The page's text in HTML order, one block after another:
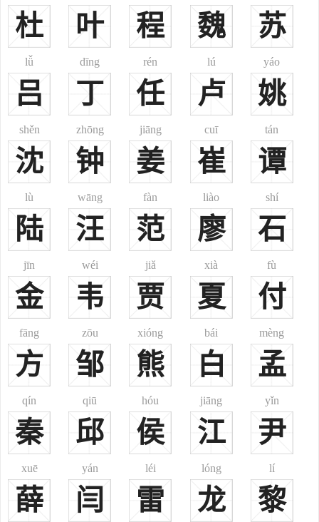
2、又，汉代西南少数民族亦有郑姓，《中文大字典》注引《后
汉书·南蛮传》云：“巴郡、南郡蛮本有五姓：巴氏、樊氏、瞫氏、相
氏、郑氏，皆出於武落钟离山。其山有赤、黑二穴。巴氏之子生於赤
穴，四姓皆生於黑穴。”
3、或为鱼姓所改。《姓氏词典》注云：“唐代鱼注冒姓郑，郑注
4、鲜族之郑姓，历史亦颇悠久。《中国人的姓名·朝鲜族》载：
到新罗第三代王朴儒理尼师今九年春，“改六部之名，乃赐姓。……珍
支部为本彼部，姓郑。”又《清通志·氏族略》亦载，高丽族之郑姓，
世居得州地方。
5、或为满族姓氏所改，满族之郑佳氏后改单姓郑。见《满族姓
氏录》。
6、今裕固族之郑姓，由增斯恩氏所改。增斯恩，或称增柯斯，
本户族名，后或取其首音，谐以音近似之汉姓“郑”而为单姓。见《中
国人的姓名·裕固族》。汉代有郑众、郑玄；宋代有郑樵；明代有郑
和，现代有郑律成，鲜族音乐家。
二、
郑姓分布：分布很广，约占全国汉族人口0.78%，为中国人口最
多50个姓之一。尤以浙江、福建等省多此姓，约占全国汉族郑姓人口
郑姓起源：
1、系自姬姓。周厉王之少子宣王之母弟桓公友之后。桓公初受
南新郑是也，战国时为韩所灭，子孙播于陈、宋，以国为氏。
2、金时女真人石抹氏汉姓为郑。清满洲人姓，世居沈阳。又，
清满洲八旗舒穆禄氏、郑佳氏等后均有改姓郑者。今满族姓。
杜 叶 程 魏 苏
lǚ
吕
dīng
丁
rén
任
lú
卢
yáo
姚
shěn
沈
zhōng
钟
jiāng
姜
cuī
崔
tán
谭
lù
陆
wāng
汪
fàn
范
liào
廖
shí
石
jīn
金
wéi
韦
jiǎ
贾
xià
夏
fù
付
fāng
方
zōu
邹
xióng
熊
bái
白
mèng
孟
qín
秦
qiū
邱
hóu
侯
jiāng
江
yǐn
尹
xuē
薛
yán
闫
léi
雷
lóng
龙
lí
黎